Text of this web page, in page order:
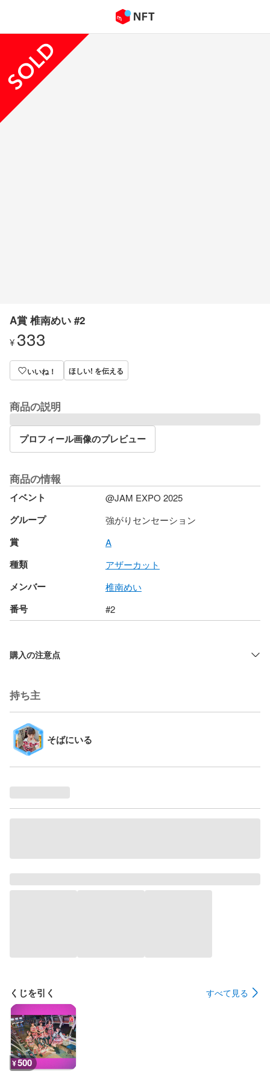
A賞 椎南めい #2
¥ 333
いいね！ ほしい! を伝える
商品の説明
プロフィール画像のプレビュー
商品の情報
イベント @JAM EXPO 2025
グループ 強がりセンセーション
賞 A
種類 アザーカット
メンバー 椎南めい
番号 #2
購入の注意点
持ち主
そばにいる
くじを引く すべて見る
¥500